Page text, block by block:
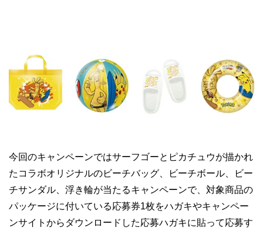
今回のキャンペーンではサーフゴーとピカチュウが描かれ
たコラボオリジナルのビーチバッグ、ビーチボール、ビー
チサンダル、浮き輪が当たるキャンペーンで、対象商品の
パッケージに付いている応募券1枚をハガキやキャンペー
ンサイトからダウンロードした応募ハガキに貼って応募す